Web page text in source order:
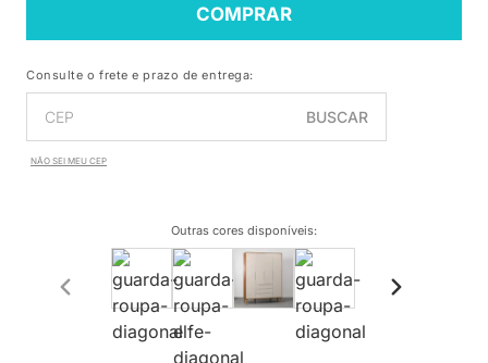
COMPRAR
Consulte o frete e prazo de entrega:
BUSCAR
NÃO SEI MEU CEP
Outras cores disponíveis: